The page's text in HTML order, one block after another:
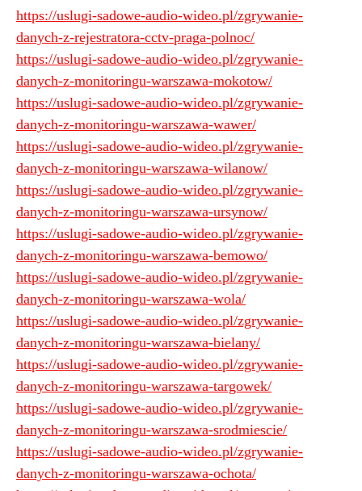
https://uslugi-sadowe-audio-wideo.pl/zgrywanie-
danych-z-rejestratora-cctv-praga-polnoc/
https://uslugi-sadowe-audio-wideo.pl/zgrywanie-
danych-z-monitoringu-warszawa-mokotow/
https://uslugi-sadowe-audio-wideo.pl/zgrywanie-
danych-z-monitoringu-warszawa-wawer/
https://uslugi-sadowe-audio-wideo.pl/zgrywanie-
danych-z-monitoringu-warszawa-wilanow/
https://uslugi-sadowe-audio-wideo.pl/zgrywanie-
danych-z-monitoringu-warszawa-ursynow/
https://uslugi-sadowe-audio-wideo.pl/zgrywanie-
danych-z-monitoringu-warszawa-bemowo/
https://uslugi-sadowe-audio-wideo.pl/zgrywanie-
danych-z-monitoringu-warszawa-wola/
https://uslugi-sadowe-audio-wideo.pl/zgrywanie-
danych-z-monitoringu-warszawa-bielany/
https://uslugi-sadowe-audio-wideo.pl/zgrywanie-
danych-z-monitoringu-warszawa-targowek/
https://uslugi-sadowe-audio-wideo.pl/zgrywanie-
danych-z-monitoringu-warszawa-srodmiescie/
https://uslugi-sadowe-audio-wideo.pl/zgrywanie-
danych-z-monitoringu-warszawa-ochota/